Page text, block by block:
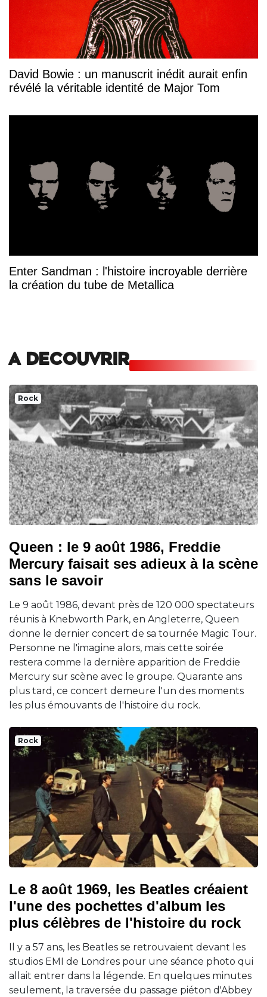
David Bowie : un manuscrit inédit aurait enfin
révélé la véritable identité de Major Tom
Enter Sandman : l'histoire incroyable derrière
la création du tube de Metallica
A DECOUVRIR
Rock
Queen : le 9 août 1986, Freddie
Mercury faisait ses adieux à la scène
sans le savoir
Le 9 août 1986, devant près de 120 000 spectateurs
réunis à Knebworth Park, en Angleterre, Queen
donne le dernier concert de sa tournée Magic Tour.
Personne ne l'imagine alors, mais cette soirée
restera comme la dernière apparition de Freddie
Mercury sur scène avec le groupe. Quarante ans
plus tard, ce concert demeure l'un des moments
les plus émouvants de l'histoire du rock.
Rock
Le 8 août 1969, les Beatles créaient
l'une des pochettes d'album les
plus célèbres de l'histoire du rock
Il y a 57 ans, les Beatles se retrouvaient devant les
studios EMI de Londres pour une séance photo qui
allait entrer dans la légende. En quelques minutes
seulement, la traversée du passage piéton d'Abbey